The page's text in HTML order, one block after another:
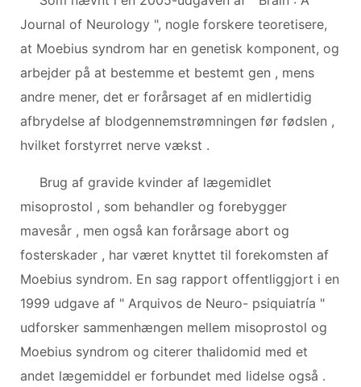
Journal of Neurology ", nogle forskere teoretisere,
at Moebius syndrom har en genetisk komponent, og
arbejder på at bestemme et bestemt gen , mens
andre mener, det er forårsaget af en midlertidig
afbrydelse af blodgennemstrømningen før fødslen ,
hvilket forstyrret nerve vækst .
Brug af gravide kvinder af lægemidlet
misoprostol , som behandler og forebygger
mavesår , men også kan forårsage abort og
fosterskader , har været knyttet til forekomsten af ​​
Moebius syndrom. En sag rapport offentliggjort i en
1999 udgave af " Arquivos de Neuro- psiquiatría "
udforsker sammenhængen mellem misoprostol og
Moebius syndrom og citerer thalidomid med et
andet lægemiddel er forbundet med lidelse også .